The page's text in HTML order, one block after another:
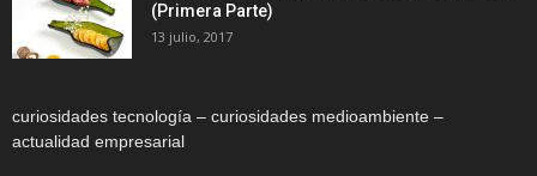
(Primera Parte)
13 julio, 2017
curiosidades tecnología – curiosidades medioambiente –
actualidad empresarial